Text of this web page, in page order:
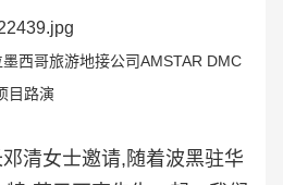
墨西哥旅游地接公司AMSTAR DMC
目路演
清女士邀请,随着波黑驻华